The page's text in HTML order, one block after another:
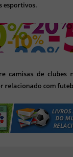
esportivos.
camisas de clubes
relacionado com